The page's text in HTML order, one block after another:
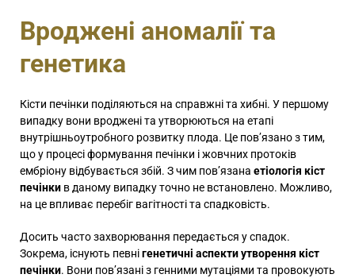
Вроджені аномалії та
генетика
Кісти печінки поділяються на справжні та хибні. У першому
випадку вони вроджені та утворюються на етапі
внутрішньоутробного розвитку плода. Це пов’язано з тим,
що у процесі формування печінки і жовчних протоків
ембріону відбувається збій. З чим пов’язана етіологія кіст
печінки в даному випадку точно не встановлено. Можливо,
на це впливає перебіг вагітності та спадковість.
Досить часто захворювання передається у спадок.
Зокрема, існують певнігенетичні аспекти утворення кіст
печінки. Вони пов’язані з генними мутаціями та провокують